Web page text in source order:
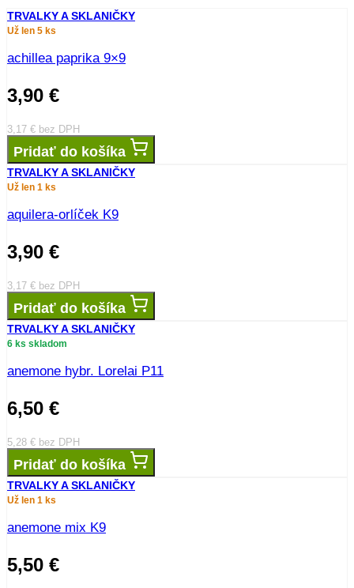
TRVALKY A SKLANIČKY
Už len 5 ks
achillea paprika 9×9
3,90 €
3,17 € bez DPH
Pridať do košíka
TRVALKY A SKLANIČKY
Už len 1 ks
aquilera-orlíček K9
3,90 €
3,17 € bez DPH
Pridať do košíka
TRVALKY A SKLANIČKY
6 ks skladom
anemone hybr. Lorelai P11
6,50 €
5,28 € bez DPH
Pridať do košíka
TRVALKY A SKLANIČKY
Už len 1 ks
anemone mix K9
5,50 €